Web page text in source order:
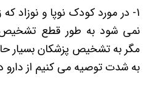
نمی شود به طور قطع تشخیص
مگر به تشخیص پزشکان بسیار
به شدت توصیه می کنیم از دارو